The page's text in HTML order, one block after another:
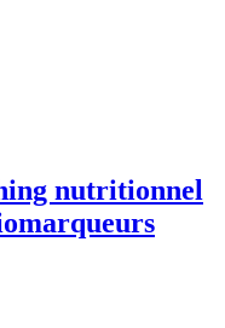
nutritionnel